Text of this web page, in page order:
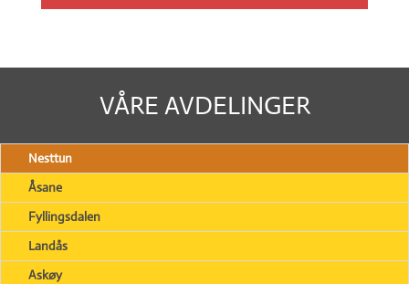
VÅRE AVDELINGER
Nesttun
Åsane
Fyllingsdalen
Landås
Askøy